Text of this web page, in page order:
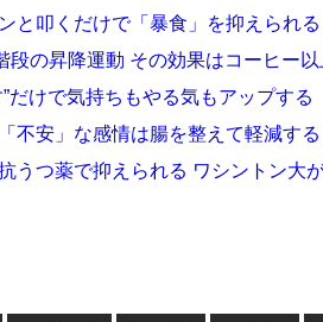
と叩くだけで「暴食」を抑えられる
段の昇降運動 その効果はコーヒー以
だけで気持ちもやる気もアップする
不安」な感情は腸を整えて軽減する
うつ薬で抑えられる ワシントン大